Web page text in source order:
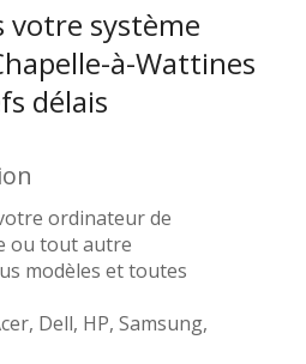
votre système
à-Wattines
délais
ordinateur de
ou tout autre
modèles et toutes
Dell, HP, Samsung,